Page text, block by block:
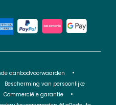
aanbodvoorwaarden
Bescherming van persoonlijke
Commerciële garantie